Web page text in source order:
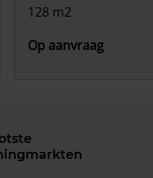
128 m2
Op aanvraag